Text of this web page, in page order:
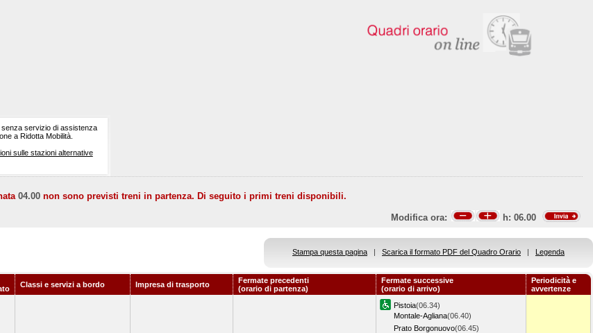
senza servizio di assistenza
a Ridotta Mobilità.
sulle stazioni alternative
04.00 non sono previsti treni in partenza. Di seguito i primi treni disponibili.
Modifica ora: h: 06.00
Stampa questa pagina | Scarica il formato PDF del Quadro Orario | Legenda
Classi e servizi a bordo Impresa di trasporto
Fermate precedenti
(orario di partenza)
Fermate successive
(orario di arrivo)
Periodicità e
avvertenze
Pistoia(06.34)
Montale-Agliana(06.40)
Prato Borgonuovo(06.45)